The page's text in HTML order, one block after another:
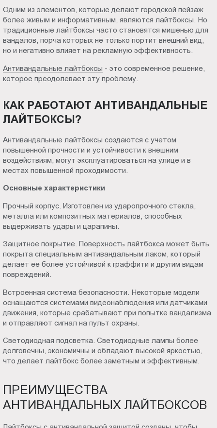
Одним из элементов, которые делают городской пейзаж
более живым и информативным, являются лайтбоксы. Но
традиционные лайтбоксы часто становятся мишенью для
вандалов, порча которых не только портит внешний вид,
но и негативно влияет на рекламную эффективность.
Антивандальные лайтбоксы - это современное решение,
которое преодолевает эту проблему.
КАК РАБОТАЮТ АНТИВАНДАЛЬНЫЕ
ЛАЙТБОКСЫ?
Антивандальные лайтбоксы создаются с учетом
повышенной прочности и устойчивости к внешним
воздействиям, могут эксплуатироваться на улице и в
местах повышенной проходимости.
Основные характеристики
Прочный корпус. Изготовлен из ударопрочного стекла,
металла или композитных материалов, способных
выдерживать удары и царапины.
Защитное покрытие. Поверхность лайтбокса может быть
покрыта специальным антивандальным лаком, который
делает ее более устойчивой к граффити и другим видам
повреждений.
Встроенная система безопасности. Некоторые модели
оснащаются системами видеонаблюдения или датчиками
движения, которые срабатывают при попытке вандализма
и отправляют сигнал на пульт охраны.
Светодиодная подсветка. Светодиодные лампы более
долговечны, экономичны и обладают высокой яркостью,
что делает лайтбокс более заметным и эффективным.
ПРЕИМУЩЕСТВА
АНТИВАНДАЛЬНЫХ ЛАЙТБОКСОВ
Пт.:
9.00-
18.00
Сб.,
Вс.:
выходной